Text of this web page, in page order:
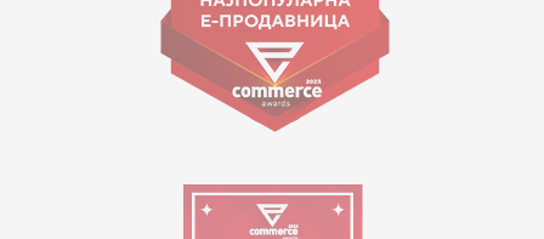
Работно време:
09:00 до 17:00